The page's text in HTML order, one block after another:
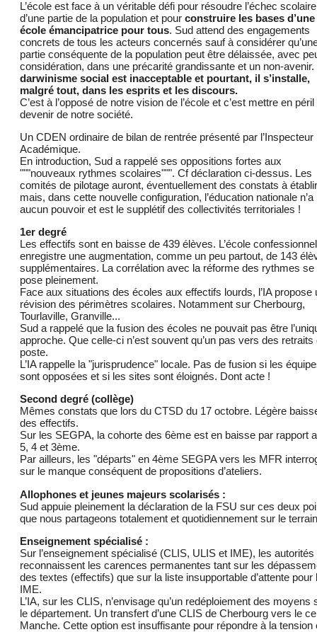
L’école est face à un véritable défi pour résoudre l’échec scolaire
d’une partie de la population et pour construire les bases d’une
école émancipatrice pour tous. Sud attend des engagements
concrets de tous les acteurs concernés sauf à considérer
partie conséquente de la population peut être délaissée, avec
considération, dans une précarité grandissante et un non-avenir.
darwinisme social est inacceptable et pourtant, il s’installe,
malgré tout, dans les esprits et les discours.
C’est à l’opposé de notre vision de l’école et c’est mettre en péril
devenir de notre société.
Un CDEN ordinaire de bilan de rentrée présenté par l’Inspecteur
Académique.
En introduction, Sud a rappelé ses oppositions fortes aux
"""nouveaux rythmes scolaires""". Cf déclaration ci-dessus. Les
comités de pilotage auront, éventuellement des constats à établir
mais, dans cette nouvelle configuration, l’éducation nationale n’a
aucun pouvoir et est le supplétif des collectivités territoriales !
1er degré
Les effectifs sont en baisse de 439 élèves. L’école
enregistre une augmentation, comme un peu partout, de 143
supplémentaires. La corrélation avec la réforme des rythmes se
pose pleinement.
Face aux situations des écoles aux effectifs lourds, l’IA propose
révision des périmètres scolaires. Notamment sur Cherbourg,
Tourlaville, Granville...
Sud a rappelé que la fusion des écoles ne pouvait pas être
approche. Que celle-ci n’est souvent qu’un pas vers des retraits
poste.
L’IA rappelle la "jurisprudence" locale. Pas de fusion si les
sont opposées et si les sites sont éloignés. Dont acte !
Second degré (collège)
Mêmes constats que lors du CTSD du 17 octobre. Légère
des effectifs.
Sur les SEGPA, la cohorte des 6ème est en baisse par rapport
5, 4 et 3ème.
Par ailleurs, les "départs" en 4ème SEGPA vers les MFR
sur le manque conséquent de propositions d’ateliers.
Allophones et jeunes majeurs scolarisés :
Sud appuie pleinement la déclaration de la FSU sur ces deux
que nous partageons totalement et quotidiennement sur le
Enseignement spécialisé :
Sur l’enseignement spécialisé (CLIS, ULIS et IME), les autorités
reconnaissent les carences permanentes tant sur les
des textes (effectifs) que sur la liste insupportable d’attente pour
IME.
L’IA, sur les CLIS, n’envisage qu’un redéploiement des moyens
le département. Un transfert d’une CLIS de Cherbourg vers le
Manche. Cette option est insuffisante pour répondre à la tension